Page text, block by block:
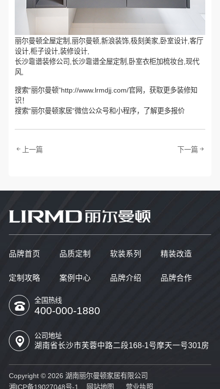
丽尔曼顿全屋定制,丽尔曼顿,新浪装饰,极刻美家,卧室设计,客厅
设计,柜子设计,装修设计,
长沙靠谱装修公司,长沙靠谱全屋定制,卧室衣柜加梳妆台,现代
风,
搜索“丽尔曼顿”http://www.lrmdjj.com/官网，获取更多装修知
识！
搜索“丽尔曼顿家居”微信公众号和小程序，了解更多报价
上一篇 下一篇
品牌首页 品质定制 软装系列 精装改造
定制攻略 案例中心 品牌介绍 品牌合作
全国热线
400-000-1880
公司地址
湖南省长沙市芙蓉中路二段168-1号摩天一号301房
Copyright © 2026 湖南丽尔曼顿家居有限公司
湘ICP备19027048号-1
网站地图 营业执照